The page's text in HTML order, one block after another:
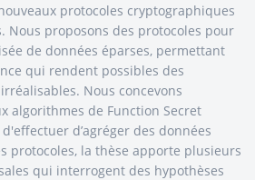
protocoles cryptographiques
Nous proposons des protocoles pour
de données éparses, permettant
qui rendent possibles des
Nous concevons
algorithmes de Function Secret
d'effectuer d’agréger des données
protocoles, la thèse apporte plusieurs
qui interrogent des hypothèses